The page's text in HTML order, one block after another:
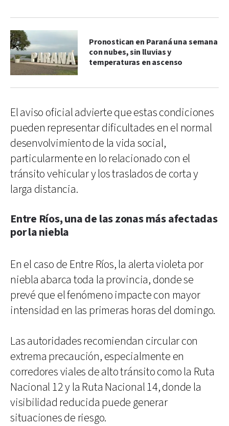
Pronostican en Paraná una semana
con nubes, sin lluvias y
temperaturas en ascenso
El aviso oficial advierte que estas condiciones
pueden representar dificultades en el normal
desenvolvimiento de la vida social,
particularmente en lo relacionado con el
tránsito vehicular y los traslados de corta y
larga distancia.
Entre Ríos, una de las zonas más afectadas
por la niebla
En el caso de Entre Ríos, la alerta violeta por
niebla abarca toda la provincia, donde se
prevé que el fenómeno impacte con mayor
intensidad en las primeras horas del domingo.
Las autoridades recomiendan circular con
extrema precaución, especialmente en
corredores viales de alto tránsito como la Ruta
Nacional 12 y la Ruta Nacional 14, donde la
visibilidad reducida puede generar
situaciones de riesgo.